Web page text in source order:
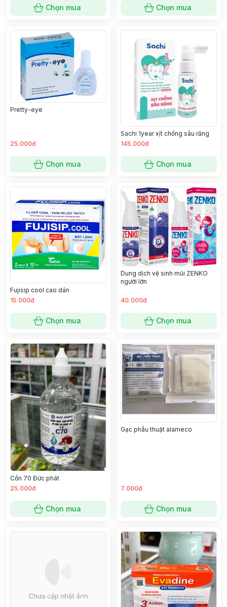
Chọn mua Chọn mua
Pretty-eye
25.000đ
Chọn mua
Sachi 1year xịt chống sâu răng
145.000đ
Chọn mua
Fujisip cool cao dán
15.000đ
Chọn mua
Dung dịch vệ sinh mũi ZENKO
người lớn
40.000đ
Chọn mua
Cồn 70 Đức phát
25.000đ
Chọn mua
Gạc phẫu thuật alameco
7.000đ
Chọn mua